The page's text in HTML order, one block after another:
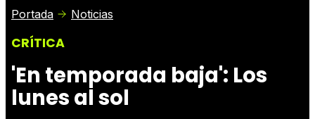
Críticas
Portada Noticias
CRÍTICA
'En temporada baja': Los
lunes al sol